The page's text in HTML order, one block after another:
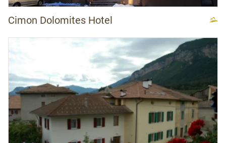
Cimon Dolomites Hotel